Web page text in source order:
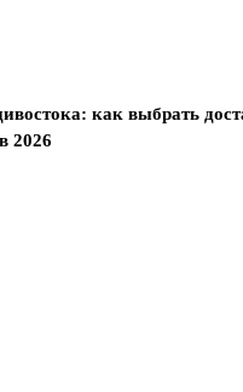
как выбрать
2026